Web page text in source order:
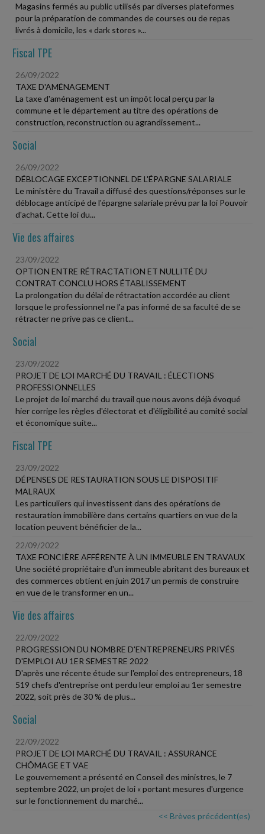
Magasins fermés au public utilisés par diverses plateformes
pour la préparation de commandes de courses ou de repas
livrés à domicile, les « dark stores »...
Fiscal TPE
26/09/2022
TAXE D'AMÉNAGEMENT
La taxe d'aménagement est un impôt local perçu par la
commune et le département au titre des opérations de
construction, reconstruction ou agrandissement...
Social
26/09/2022
DÉBLOCAGE EXCEPTIONNEL DE L'ÉPARGNE SALARIALE
Le ministère du Travail a diffusé des questions/réponses sur le
déblocage anticipé de l'épargne salariale prévu par la loi Pouvoir
d'achat. Cette loi du...
Vie des affaires
23/09/2022
OPTION ENTRE RÉTRACTATION ET NULLITÉ DU
CONTRAT CONCLU HORS ÉTABLISSEMENT
La prolongation du délai de rétractation accordée au client
lorsque le professionnel ne l'a pas informé de sa faculté de se
rétracter ne prive pas ce client...
Social
23/09/2022
PROJET DE LOI MARCHÉ DU TRAVAIL : ÉLECTIONS
PROFESSIONNELLES
Le projet de loi marché du travail que nous avons déjà évoqué
hier corrige les règles d'électorat et d'éligibilité au comité social
et économique suite...
Fiscal TPE
23/09/2022
DÉPENSES DE RESTAURATION SOUS LE DISPOSITIF
MALRAUX
Les particuliers qui investissent dans des opérations de
restauration immobilière dans certains quartiers en vue de la
location peuvent bénéficier de la...
22/09/2022
TAXE FONCIÈRE AFFÉRENTE À UN IMMEUBLE EN TRAVAUX
Une société propriétaire d'un immeuble abritant des bureaux et
des commerces obtient en juin 2017 un permis de construire
en vue de le transformer en un...
Vie des affaires
22/09/2022
PROGRESSION DU NOMBRE D'ENTREPRENEURS PRIVÉS
D'EMPLOI AU 1ER SEMESTRE 2022
D'après une récente étude sur l'emploi des entrepreneurs, 18
519 chefs d'entreprise ont perdu leur emploi au 1er semestre
2022, soit près de 30 % de plus...
Social
22/09/2022
PROJET DE LOI MARCHÉ DU TRAVAIL : ASSURANCE
CHÔMAGE ET VAE
Le gouvernement a présenté en Conseil des ministres, le 7
septembre 2022, un projet de loi « portant mesures d'urgence
sur le fonctionnement du marché...
<< Brèves précédent(es)